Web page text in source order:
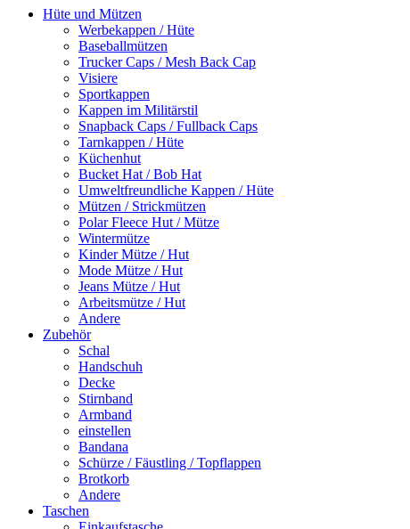
Hüte und Mützen
Werbekappen / Hüte
Baseballmützen
Trucker Caps / Mesh Back Cap
Visiere
Sportkappen
Kappen im Militärstil
Snapback Caps / Fullback Caps
Tarnkappen / Hüte
Küchenhut
Bucket Hat / Bob Hat
Umweltfreundliche Kappen / Hüte
Mützen / Strickmützen
Polar Fleece Hut / Mütze
Wintermütze
Kinder Mütze / Hut
Mode Mütze / Hut
Jeans Mütze / Hut
Arbeitsmütze / Hut
Andere
Zubehör
Schal
Handschuh
Decke
Stirnband
Armband
einstellen
Bandana
Schürze / Fäustling / Topflappen
Brotkorb
Andere
Taschen